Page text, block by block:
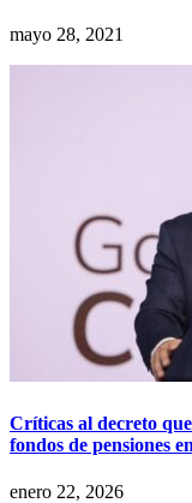
mayo 28, 2021
Críticas al decreto
fondos de pensiones
enero 22, 2026